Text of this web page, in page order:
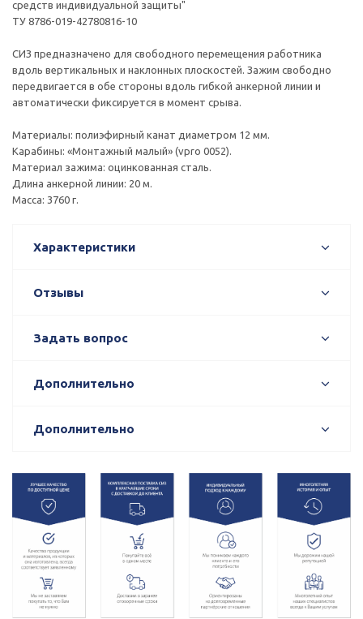
средств индивидуальной защиты"
ТУ 8786-019-42780816-10
СИЗ предназначено для свободного перемещения работника
вдоль вертикальных и наклонных плоскостей. Зажим свободно
передвигается в обе стороны вдоль гибкой анкерной линии и
автоматически фиксируется в момент срыва.
Материалы: полиэфирный канат диаметром 12 мм.
Карабины: «Монтажный малый» (vpro 0052).
Материал зажима: оцинкованная сталь.
Длина анкерной линии: 20 м.
Масса: 3760 г.
Характеристики
Отзывы
Задать вопрос
Дополнительно
Дополнительно